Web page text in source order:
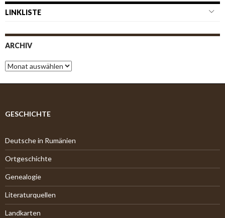
LINKLISTE
ARCHIV
A
r
c
v
GESCHICHTE
Deutsche in Rumänien
Ortgeschichte
Genealogie
Literaturquellen
Landkarten